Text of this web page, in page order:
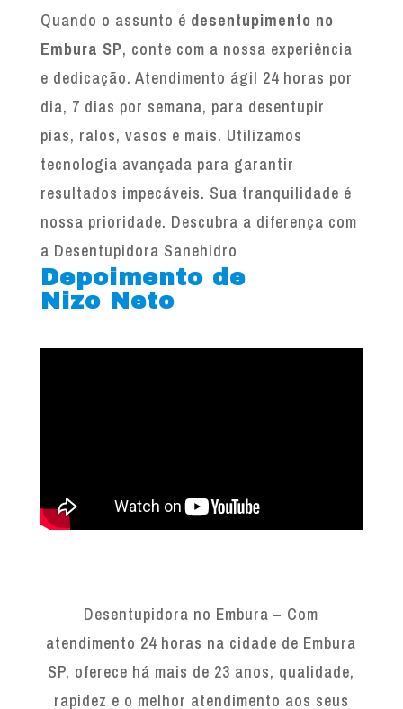
Quando o assunto é desentupimento no
Embura SP, conte com a nossa experiência
e dedicação. Atendimento ágil 24 horas por
dia, 7 dias por semana, para desentupir
pias, ralos, vasos e mais. Utilizamos
tecnologia avançada para garantir
resultados impecáveis. Sua tranquilidade é
nossa prioridade. Descubra a diferença com
a Desentupidora Sanehidro
Depoimento de
Nizo Neto
Desentupidora no Embura – Com
atendimento 24 horas na cidade de Embura
SP, oferece há mais de 23 anos, qualidade,
rapidez e o melhor atendimento aos seus